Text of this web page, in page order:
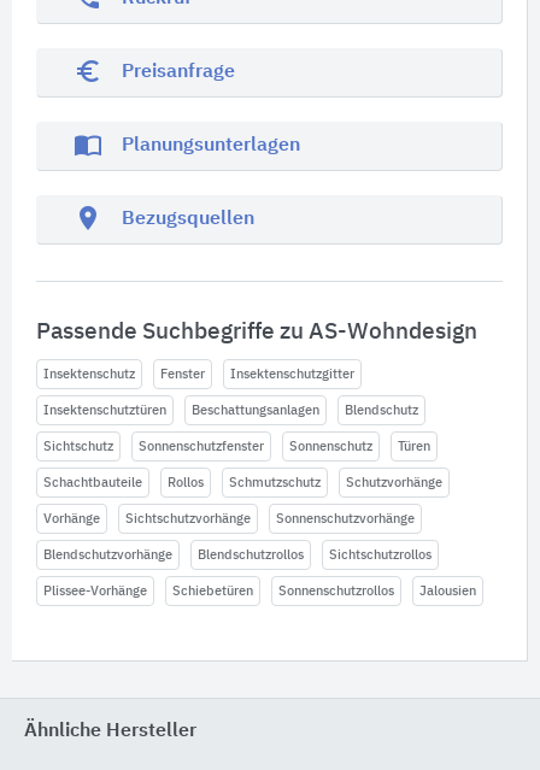
euro_symbol Preisanfrage
import_contacts Planungsunterlagen
location_on Bezugsquellen
Passende Suchbegriffe zu AS-Wohndesign
Insektenschutz Fenster Insektenschutzgitter
Insektenschutztüren Beschattungsanlagen Blendschutz
Sichtschutz Sonnenschutzfenster Sonnenschutz Türen
Schachtbauteile Rollos Schmutzschutz Schutzvorhänge
Vorhänge Sichtschutzvorhänge Sonnenschutzvorhänge
Blendschutzvorhänge Blendschutzrollos Sichtschutzrollos
Plissee-Vorhänge Schiebetüren Sonnenschutzrollos Jalousien
Ähnliche Hersteller